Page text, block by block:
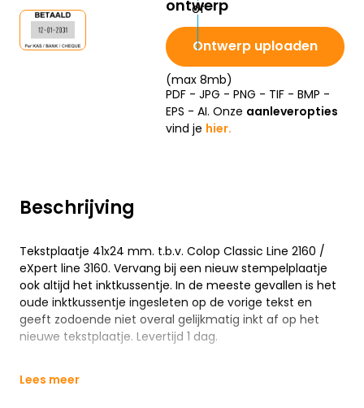
Beschrijving
Tekstplaatje 41x24 mm. t.b.v. Colop Classic Line 2160 /
eXpert line 3160. Vervang bij een nieuw stempelplaatje
ook altijd het inktkussentje. In de meeste gevallen is het
oude inktkussentje ingesleten op de vorige tekst en
geeft zodoende niet overal gelijkmatig inkt af op het
nieuwe tekstplaatje. Levertijd 1 dag.
Lees meer
ontwerp
Ontwerp uploaden
(max 8mb)
PDF - JPG - PNG - TIF - BMP -
EPS - AI. Onze aanleveropties
vind je hier.